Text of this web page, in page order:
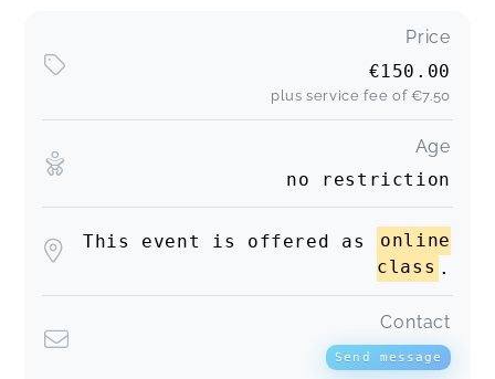
Price
€150.00
plus service fee of €7.50
Age
no restriction
This event is offered as
online
class .
Contact
Send message